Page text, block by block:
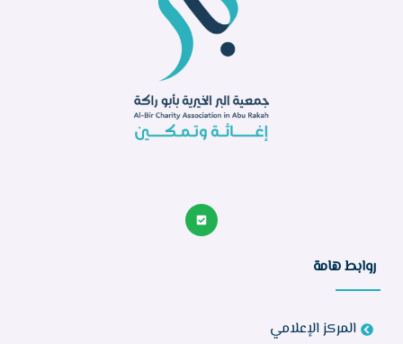
روابط هامة
المركز الإعلامي